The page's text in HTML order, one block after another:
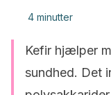
4 minutter
Kefir hjælper
sundhed. Det